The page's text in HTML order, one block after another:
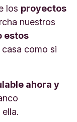
los proyectos
nuestros
estos
como si
ahora y